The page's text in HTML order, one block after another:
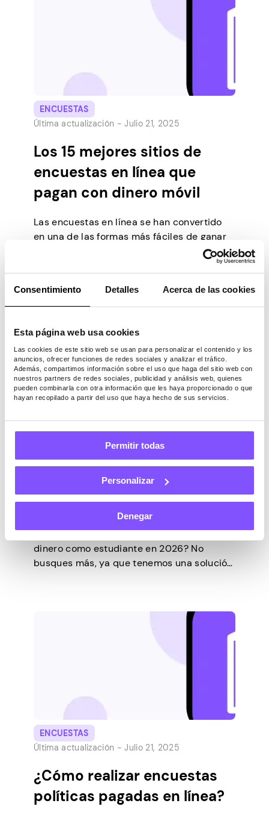
Consentimiento Detalles Acerca de las cookies
Esta página web usa cookies
Las cookies de este sitio web se usan para personalizar el contenido y los
anuncios, ofrecer funciones de redes sociales y analizar el tráfico.
Además, compartimos información sobre el uso que haga del sitio web con
nuestros partners de redes sociales, publicidad y análisis web, quienes
pueden combinarla con otra información que les haya proporcionado o que
hayan recopilado a partir del uso que haya hecho de sus servicios.
Permitir todas
Personalizar
Denegar
sus esfuerzos de investigación de mercado.
ENCUESTAS
Última actualización -Julio 21, 2025
Los 15 mejores sitios de
encuestas en línea que
pagan con dinero móvil
Las encuestas en línea se han convertido
en una de las formas más fáciles de ganar
dinero en línea. Esto se debe a que son de
fácil acceso y completos. Siga leyendo para
concierto y los 15 mejores sitios donde
puede ganar dinero con sus opiniones.
ENCUESTAS
Las 10 mejores encuestas
pagadas para estudiantes
universitarios
¿Estás buscando una manera fácil de ganar
dinero como estudiante en 2026? No
busques más, ya que tenemos una solución
demostrado ser un método excelente y
legítimo para que los estudiantes ganen y
ENCUESTAS
Última actualización -Julio 21, 2025
¿Cómo realizar encuestas
políticas pagadas en línea?